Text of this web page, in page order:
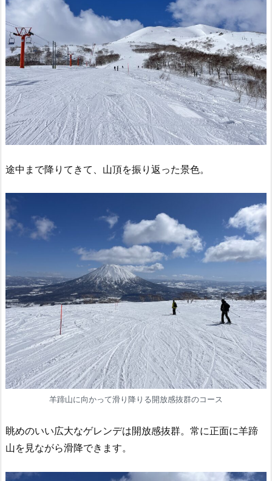
途中まで降りてきて、山頂を振り返った景色。
羊蹄山に向かって滑り降りる開放感抜群のコース
眺めのいい広大なゲレンデは開放感抜群。常に正面に羊蹄
山を見ながら滑降できます。